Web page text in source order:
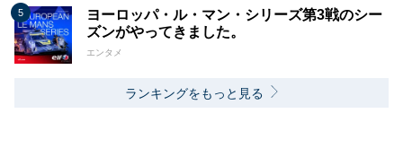
ヨーロッパ・ル・マン・シリーズ第3戦のシー
ズンがやってきました。
エンタメ
ランキングをもっと見る